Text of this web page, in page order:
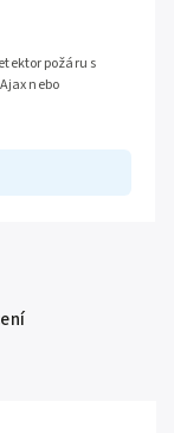
požáru s
nebo